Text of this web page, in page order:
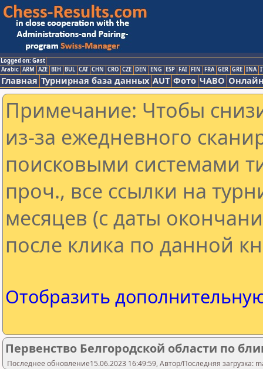
Logged on: Gast
Arabic ARM AZE BIH BUL CAT CHN CRO CZE DEN ENG ESP FAI FIN FRA GER GRE INA
Главная Турнирная база данных AUT Фото ЧАВО
Примечание: Чтобы
из-за ежедневного
поисковыми системами
проч., все ссылки на
месяцев (с даты
после клика по данной
Отобразить
Первенство Белгородской области по
Последнее обновление15.06.2023 16:49:59, Автор/Последняя загрузка: